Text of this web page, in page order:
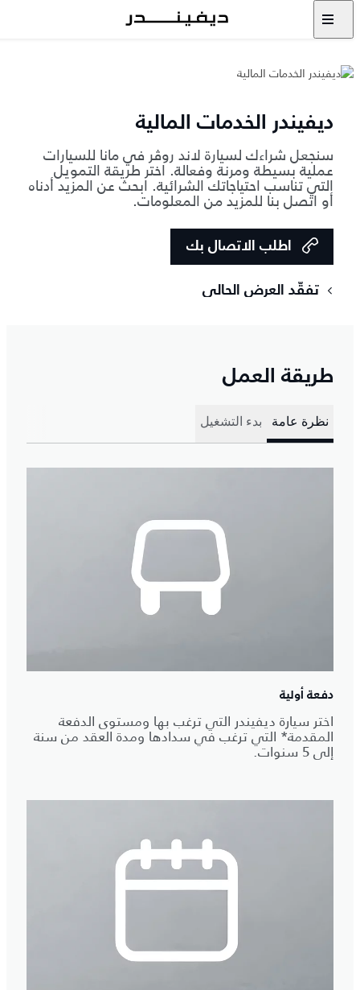
ديفيندر الخدمات المالية
سنجعل شراءك لسيارة لاند روڤر في مانا للسيارات
عملية بسيطة ومرنة وفعالة. اختر طريقة التمويل
التي تناسب احتياجاتك الشرائية. ابحث عن المزيد أدناه
أو اتصل بنا للمزيد من المعلومات.
اطلب الاتصال بك
‏تفقّد العرض الحالي
طريقة العمل
نظرة عامة بدء التشغيل
دفعة أولية
اختر سيارة ديفيندر التي ترغب بها ومستوى الدفعة
المقدمة* التي ترغب في سدادها ومدة العقد من سنة
إلى 5 سنوات.